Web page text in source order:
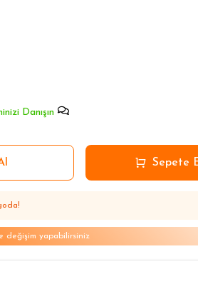
Öne Çıkanlar
Öne Çıkanlar
Öne Çıkanlar
Danışın
değişim yapabilirsiniz